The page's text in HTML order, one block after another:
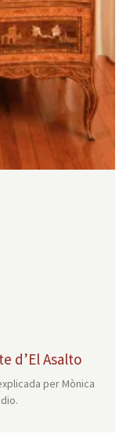
d’El Asalto
per Mònica